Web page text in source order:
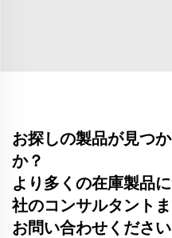
お探しの製品が見つ
か？
より多くの在庫製品
社のコンサルタント
お問い合わせください